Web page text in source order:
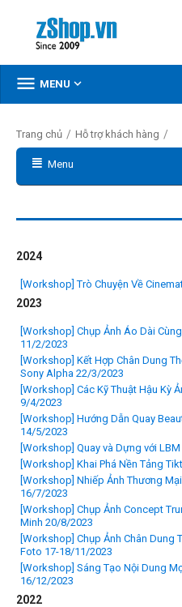
 MENU 
Trang chủ / Hỗ trợ khách hàng /
Menu
2024
[Workshop] Trò Chuyện Về
2023
[Workshop] Chụp Ảnh Áo Dài
11/2/2023
[Workshop] Kết Hợp Chân Dung
Sony Alpha 22/3/2023
[Workshop] Các Kỹ Thuật Hậu Kỳ
9/4/2023
[Workshop] Hướng Dẫn Quay
14/5/2023
[Workshop] Quay và Dựng với
[Workshop] Khai Phá Nền Tảng
[Workshop] Nhiếp Ảnh Thương
16/7/2023
[Workshop] Chụp Ảnh Concept
Minh 20/8/2023
[Workshop] Chụp Ảnh Chân
Foto 17-18/11/2023
[Workshop] Sáng Tạo Nội Dung
16/12/2023
2022